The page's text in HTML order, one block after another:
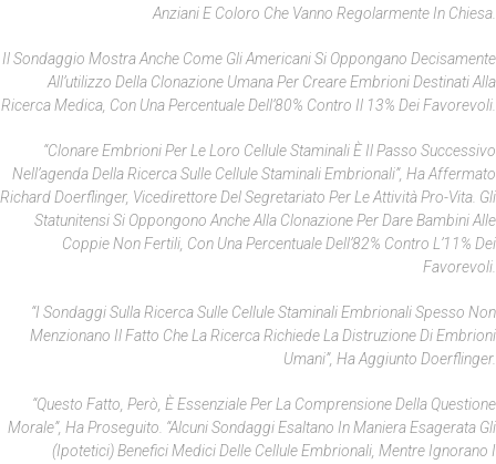
Anziani E Coloro Che Vanno Regolarmente In Chiesa.
Il Sondaggio Mostra Anche Come Gli Americani Si Oppongano Decisamente
All’utilizzo Della Clonazione Umana Per Creare Embrioni Destinati Alla
Ricerca Medica, Con Una Percentuale Dell’80% Contro Il 13% Dei Favorevoli.
“Clonare Embrioni Per Le Loro Cellule Staminali È Il Passo Successivo
Nell’agenda Della Ricerca Sulle Cellule Staminali Embrionali”, Ha Affermato
Richard Doerflinger, Vicedirettore Del Segretariato Per Le Attività Pro-Vita. Gli
Statunitensi Si Oppongono Anche Alla Clonazione Per Dare Bambini Alle
Coppie Non Fertili, Con Una Percentuale Dell’82% Contro L’11% Dei
Favorevoli.
“I Sondaggi Sulla Ricerca Sulle Cellule Staminali Embrionali Spesso Non
Menzionano Il Fatto Che La Ricerca Richiede La Distruzione Di Embrioni
Umani”, Ha Aggiunto Doerflinger.
“Questo Fatto, Però, È Essenziale Per La Comprensione Della Questione
Morale”, Ha Proseguito. “Alcuni Sondaggi Esaltano In Maniera Esagerata Gli
(ipotetici) Benefici Medici Delle Cellule Embrionali, Mentre Ignorano I